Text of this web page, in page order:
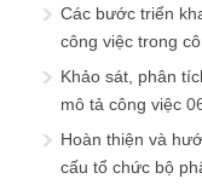
Các bước triển
công việc trong
Khảo sát, phân
mô tả công việc
Hoàn thiện và
cấu tổ chức bộ